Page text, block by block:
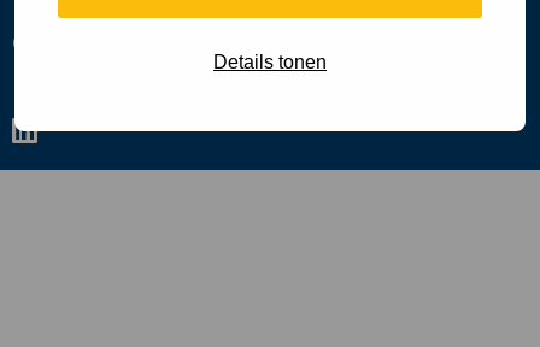
Details tonen
Cookies
Ga
naar